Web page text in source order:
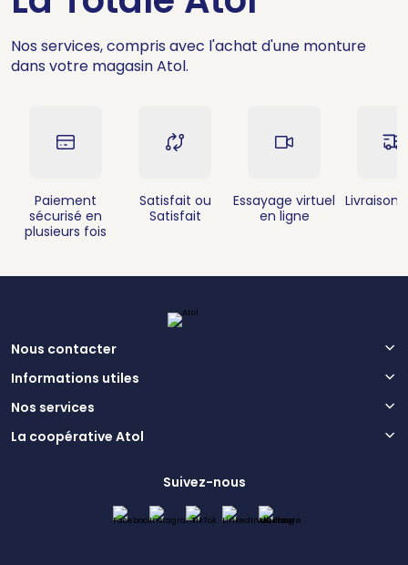
Nos services, compris avec l'achat d'une monture
dans votre magasin Atol.
Paiement
sécurisé en
plusieurs fois
Satisfait ou
Satisfait
Essayage virtuel
en ligne
Livraison
Nous contacter
Informations utiles
Nos services
La coopérative Atol
Suivez-nous